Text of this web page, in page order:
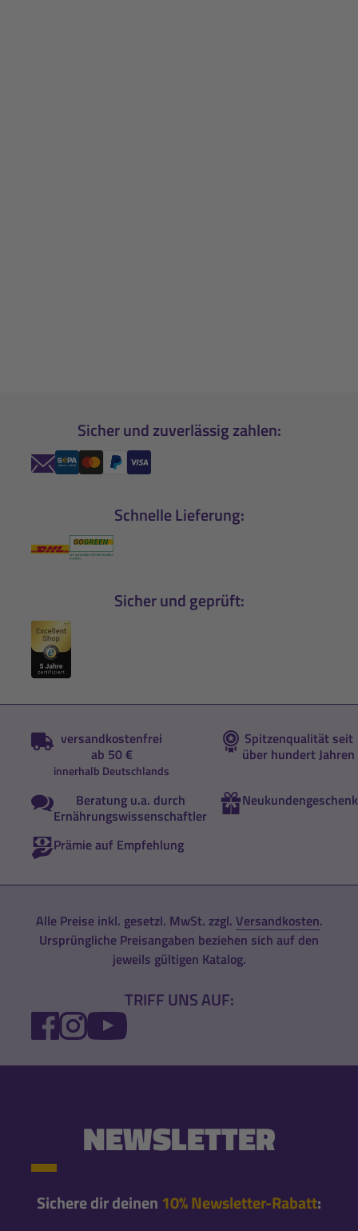
Sicher und zuverlässig zahlen:
Schnelle Lieferung:
Sicher und geprüft:
versandkostenfrei
ab 50 €
innerhalb Deutschlands
Spitzenqualität seit
über hundert Jahren
Beratung u.a. durch
Ernährungswissenschaftler
Neukundengeschenk
Prämie auf Empfehlung
Alle Preise inkl. gesetzl. MwSt. zzgl. Versandkosten.
Ursprüngliche Preisangaben beziehen sich auf den
jeweils gültigen Katalog.
TRIFF UNS AUF:
FACEBOOK
INSTAGRAM
YOUTUBE
NEWSLETTER
Sichere dir deinen 10% Newsletter-Rabatt: